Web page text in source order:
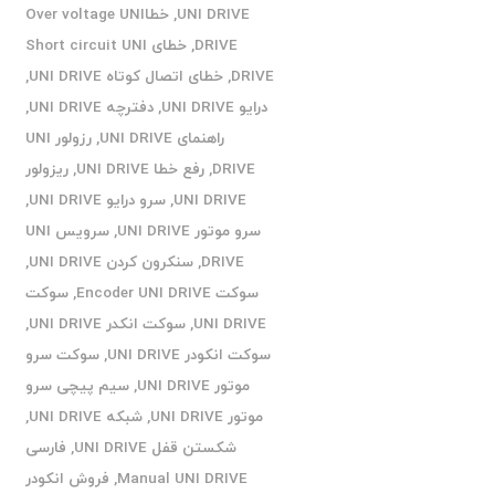
UNI DRIVE
,
خطاOver voltage UNI
DRIVE
,
خطای Short circuit UNI
DRIVE
,خطای اتصال کوتاه UNI DRIVE
,
درایو UNI DRIVE
,دفترچه UNI DRIVE
,
راهنمای UNI DRIVE
,
رزولور UNI
DRIVE
,رفع خطا UNI DRIVE ,ریزولور
UNI DRIVE
,سرو درایو UNI DRIVE
,
سرو موتور UNI DRIVE
,
سرویس UNI
DRIVE
,سنکرون کردن UNI DRIVE
,
سوکت Encoder UNI DRIVE
,سوکت
UNI DRIVE
,سوکت انکدر UNI DRIVE
,
سوکت انکودر UNI DRIVE
,سوکت سرو
موتور UNI DRIVE
,سیم پیچی سرو
موتور UNI DRIVE
,شبکه UNI DRIVE
,
شکستن قفل UNI DRIVE
, فارسی
Manual UNI DRIVE
, فروش انکودر